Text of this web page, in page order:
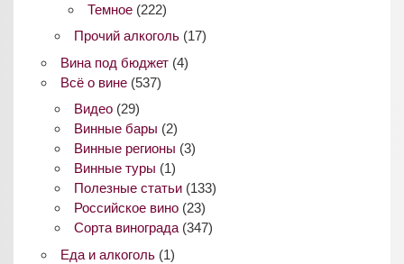
Темное (222)
Прочий алкоголь(17)
Вина под бюджет(4)
Всё о вине(537)
Видео(29)
Винные бары (2)
Винные регионы (3)
Винные туры (1)
Полезные статьи(133)
Российское вино(23)
Сорта винограда(347)
Еда и алкоголь(1)